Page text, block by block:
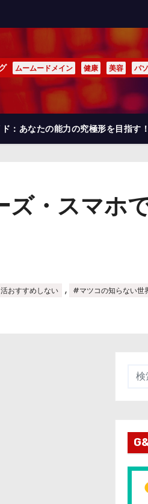
ムームードメイン 健康 美容 パ
：あなたの能力の究極形を目指す！
ズ・スマホ
おすすめしない , #マツコの知らない世